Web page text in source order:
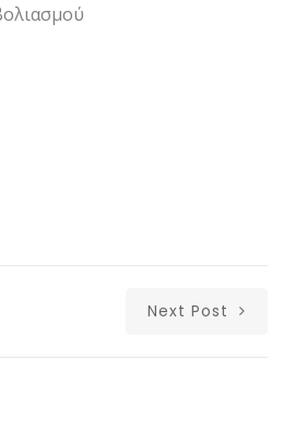
Next Post